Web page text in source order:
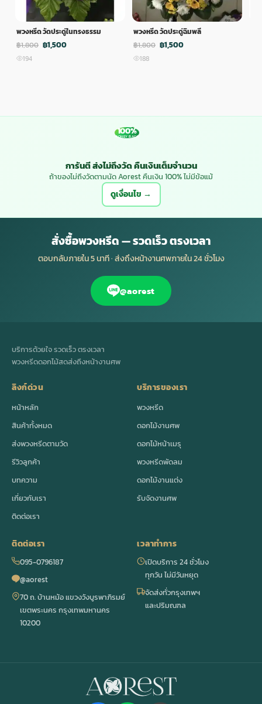
พวงหรีด วัดประดู่ในทรงธรรม
฿1,800 ฿1,500
194
พวงหรีด วัดประดู่ฉิมพลี
฿1,800 ฿1,500
188
100%
MONEY BACK
การันตี ส่งไม่ถึงวัด คืนเงินเต็มจำนวน
ถ้าของไม่ถึงวัดตามนัด Aorest คืนเงิน 100% ไม่มีข้อแม้
ดูเงื่อนไข →
สั่งซื้อพวงหรีด — รวดเร็ว ตรงเวลา
ตอบกลับภายใน 5 นาที · ส่งถึงหน้างานศพภายใน 24 ชั่วโมง
@aorest
บริการด้วยใจ รวดเร็ว ตรงเวลา
พวงหรีดดอกไม้สดส่งถึงหน้างานศพ
ลิงก์ด่วน
หน้าหลัก
สินค้าทั้งหมด
ส่งพวงหรีดตามวัด
รีวิวลูกค้า
บทความ
เกี่ยวกับเรา
ติดต่อเรา
บริการของเรา
พวงหรีด
ดอกไม้งานศพ
ดอกไม้หน้าเมรุ
พวงหรีดพัดลม
ดอกไม้งานแต่ง
รับจัดงานศพ
ติดต่อเรา
095-0796187
@aorest
70 ถ. บ้านหม้อ แขวงวังบูรพาภิรมย์
เขตพระนคร กรุงเทพมหานคร
10200
เวลาทำการ
เปิดบริการ 24 ชั่วโมง
ทุกวัน ไม่มีวันหยุด
จัดส่งทั่วกรุงเทพฯ
และปริมณฑล